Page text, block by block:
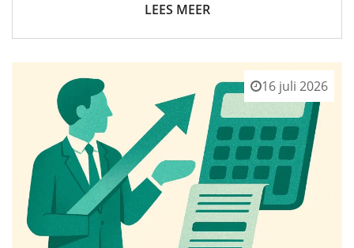
LEES MEER
16 juli 2026